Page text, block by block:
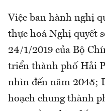
Việc ban hành nghị
thực hoá Nghị quyết
24/1/2019 của Bộ
triển thành phố Hải
nhìn đến năm 2045;
hoạch chung thành